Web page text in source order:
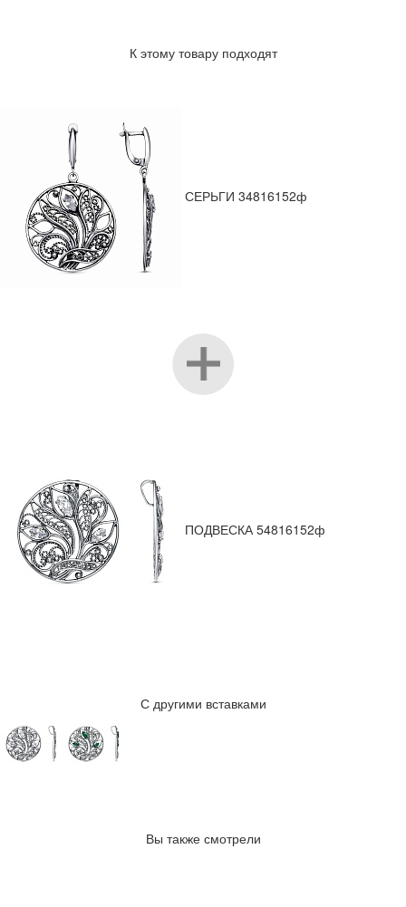
К этому товару подходят
СЕРЬГИ 34816152ф
ПОДВЕСКА 54816152ф
С другими вставками
Вы также смотрели